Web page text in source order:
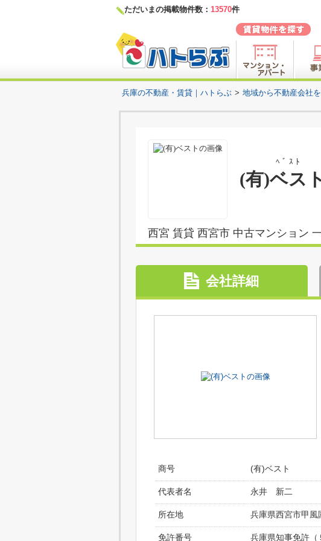
ただいまの掲載物件数： 13570件
兵庫の不動産・賃貸｜ハトらぶ > 地域から不動産会社
ﾍﾞｽﾄ
(有)ベス
西宮 賃貸 西宮市 中古マンション
会社詳細
商号 (有)ベスト
代表者名 永井 新二
所在地 兵庫県西宮市甲風
免許番号 兵庫県知事免許（